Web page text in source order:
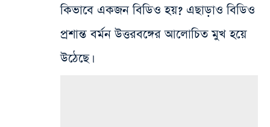
কিভাবে একজন বিডিও হয়? এছাড়াও বিডিও‌
প্রশান্ত বর্মন উত্তরবঙ্গের আলোচিত মুখ হয়ে
উঠেছে।